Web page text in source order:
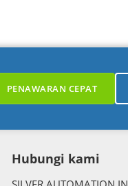
PENAWARAN CEPAT
Hubungi kami